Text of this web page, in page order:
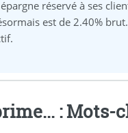
réservé à ses
est de 2.40%
: